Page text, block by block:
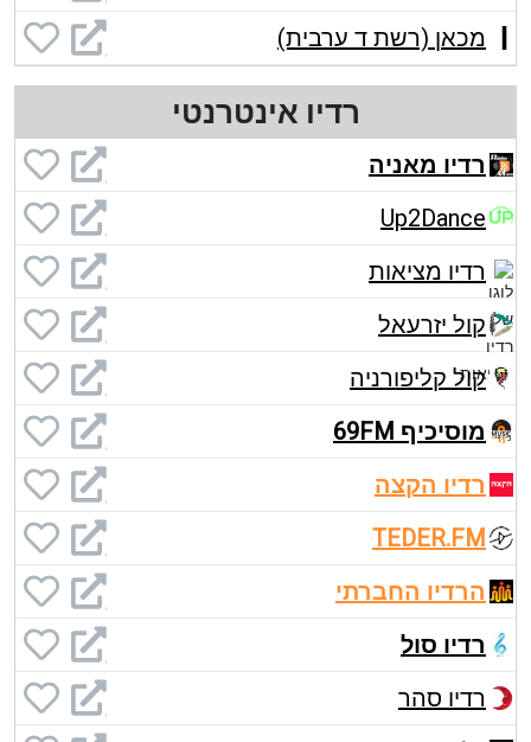
מכאן (רשת ד ערבית)
רדיו אינטרנטי
רדיו מאניה
Up2Dance
רדיו מציאות
קול יזרעאל
קול קליפורניה
מוסיכיף 69FM
רדיו הקצה
TEDER.FM
הרדיו החברתי
רדיו סול
רדיו סהר